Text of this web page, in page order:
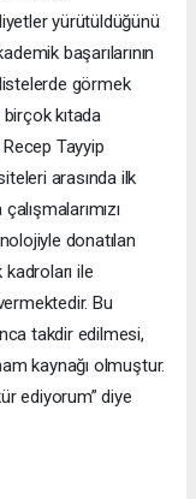
yürütüldüğünü
başarılarının
listelerde görmek
birçok kıtada
Tayyip
arasında ilk
donatılan
kadroları ile
Bu
takdir edilmesi,
kaynağı olmuştur.
ediyorum” diye